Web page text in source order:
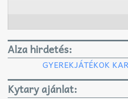
Alza hirdetés:
GYEREKJÁTÉKOK
Kytary ajánlat: